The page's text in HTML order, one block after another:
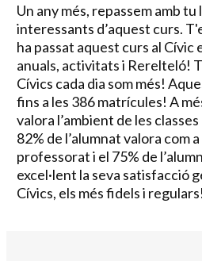
Un any més, repassem amb tu
interessants d’aquest curs.
ha passat aquest curs al Cívic
anuals, activitats i Rerelteló!
Cívics cada dia som més!
fins a les 386 matrícules! A
valora l’ambient de les
82% de l’alumnat valora com
professorat i el 75% de
excel·lent la seva satisfacció
Cívics, els més fidels i